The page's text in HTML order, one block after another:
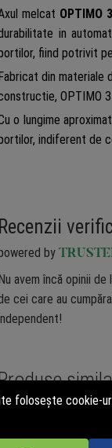
melcat OPTIMO
in
fiind potrivit
din materiale
OPTIMO
o lungime
indiferent de
Recenzii
by
Nu avem încă opinii
cei care au